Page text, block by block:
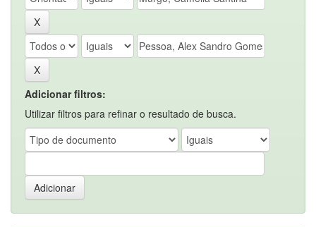
Adicionar filtros:
Utilizar filtros para refinar o resultado de busca.